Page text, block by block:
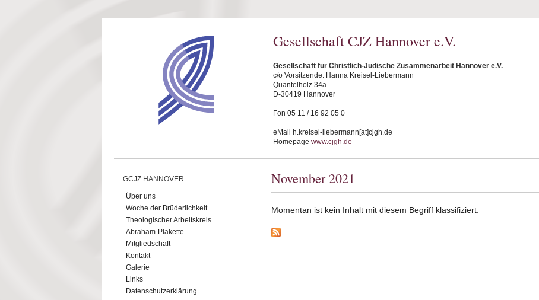
Gesellschaft CJZ Hannover e.V.
Gesellschaft für Christlich-Jüdische Zusammenarbeit Hannover e.V.
c/o Vorsitzende: Hanna Kreisel-Liebermann
Quantelholz 34a
D-30419 Hannover
Fon 05 11 / 16 92 05 0
eMail h.kreisel-liebermann[at]cjgh.de
Homepage www.cjgh.de
GCJZ HANNOVER
Über uns
Woche der Brüderlichkeit
Theologischer Arbeitskreis
Abraham-Plakette
Mitgliedschaft
Kontakt
Galerie
Links
Datenschutzerklärung
November 2021
Momentan ist kein Inhalt mit diesem Begriff klassifiziert.